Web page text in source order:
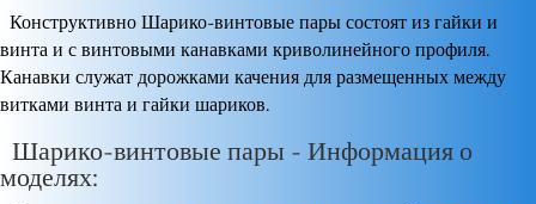
Конструктивно Шарико-винтовые пары​ состоят из гайки и
винта и с винтовыми канавками криволинейного профиля.
Канавки служат дорожками качения для размещенных между
витками винта и гайки шариков.
Шарико-винтовые пары - Информация о
моделях: